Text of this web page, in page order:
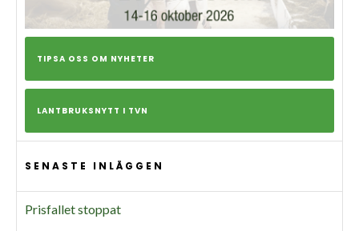
TIPSA OSS OM NYHETER
LANTBRUKSNYTT I TVN
SENASTE INLÄGGEN
Prisfallet stoppat